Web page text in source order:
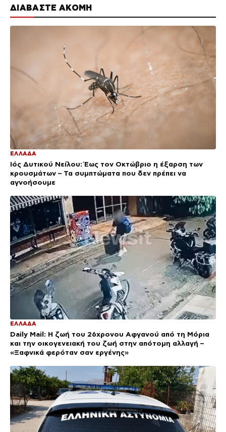
ΔΙΑΒΑΣΤΕ ΑΚΟΜΗ
ΕΛΛΑΔΑ
Ιός Δυτικού Νείλου: Έως τον Οκτώβριο η έξαρση των
κρουσμάτων – Τα συμπτώματα που δεν πρέπει να
αγνοήσουμε
ΕΛΛΑΔΑ
Daily Mail: Η ζωή του 26χρονου Αφγανού από τη Μόρια
και την οικογενειακή του ζωή στην απότομη αλλαγή –
«Ξαφνικά φερόταν σαν εργένης»